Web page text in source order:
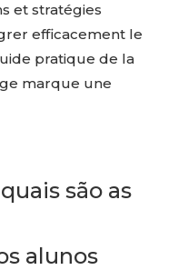
et stratégies
efficacement le
pratique de la
marque une
são as
alunos